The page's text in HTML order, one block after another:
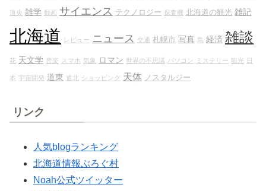
道央 雑学 動画 サイエンス テクノロジー 探査機 北海道の観光 雑記
北海道 レビュー ニュース 交通 札幌市 写真 島 経済 雑談
花 天文学 音楽 スマホ 気象 ロマン 世界の不思議 パソコン ミステリー 観光 日
本 宇宙開発 道東 道北 ショッピング 天体 ノスタルジー
リンク
人気blogランキング
北海道情報ぶろぐ村
Noah公式ツイッター